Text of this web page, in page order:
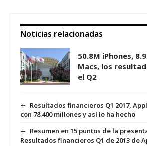
Noticias relacionadas
50.8M iPhones,
Macs, los
el Q2
Resultados financieros Q1 2017,
con 78.400 millones y así lo ha hecho
Resumen en 15 puntos de la
Resultados financieros Q1 de 2013 de